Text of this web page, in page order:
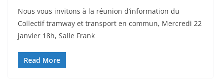
Nous vous invitons à la réunion d’information du
Collectif tramway et transport en commun, Mercredi 22
janvier 18h, Salle Frank
Read More